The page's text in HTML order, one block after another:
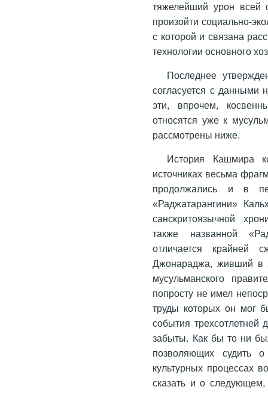
тяжелейший урон всей
произойти социально-
с которой и связана
технологии основного
Последнее
согласуется с данными
эти, впрочем,
относятся уже к
рассмотрены ниже.
История Кашмира
источниках весьма
продолжались и в
«Раджатарангини»
санскритоязычной
также названной
отличается крайней
Джонараджа, живший в
мусульманского
попросту не имел
труды которых он мог
события трехсотлетней
забыты. Как бы то ни
позволяющих судить о
культурных процессах
сказать и о следующем,